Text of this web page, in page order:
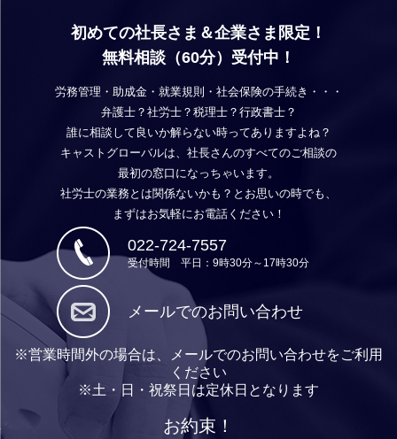
初めての社長さま＆企業さま限定！
無料相談（60分）受付中！
労務管理・助成金・就業規則・社会保険の手続き・・・
弁護士？社労士？税理士？行政書士？
誰に相談して良いか解らない時ってありますよね？
キャストグローバルは、社長さんのすべてのご相談の
最初の窓口になっちゃいます。
社労士の業務とは関係ないかも？とお思いの時でも、
まずはお気軽にお電話ください！
022-724-7557
受付時間 平日：9時30分～17時30分
メールでのお問い合わせ
※営業時間外の場合は、メールでのお問い合わせをご利用
ください
※土・日・祝祭日は定休日となります
お約束！